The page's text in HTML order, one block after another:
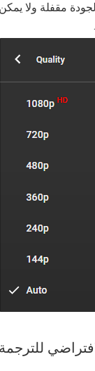
مقفلة ولا
للترجمة